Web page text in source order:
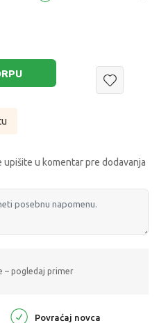
u komentar pre dodavanja
– pogledaj primer
Povraćaj novca